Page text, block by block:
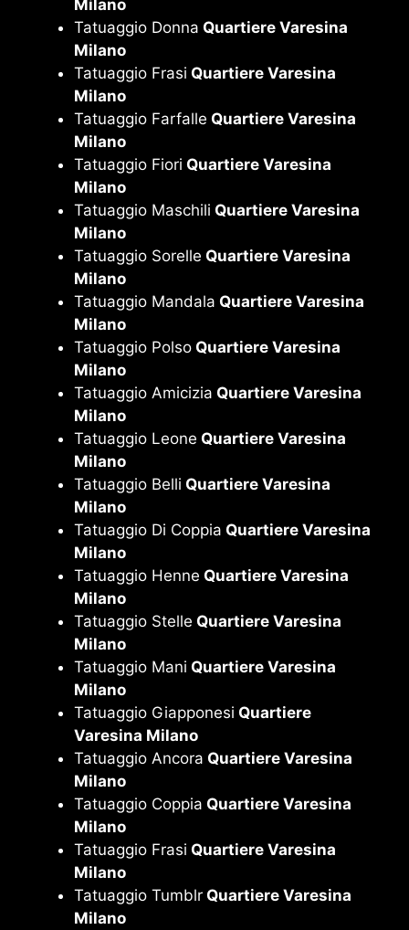
Milano
Tatuaggio Donna Quartiere Varesina
Milano
Tatuaggio Frasi Quartiere Varesina
Milano
Tatuaggio Farfalle Quartiere Varesina
Milano
Tatuaggio Fiori Quartiere Varesina
Milano
Tatuaggio Maschili Quartiere Varesina
Milano
Tatuaggio Sorelle Quartiere Varesina
Milano
Tatuaggio Mandala Quartiere Varesina
Milano
Tatuaggio Polso Quartiere Varesina
Milano
Tatuaggio Amicizia Quartiere Varesina
Milano
Tatuaggio Leone Quartiere Varesina
Milano
Tatuaggio Belli Quartiere Varesina
Milano
Tatuaggio Di Coppia Quartiere Varesina
Milano
Tatuaggio Henne Quartiere Varesina
Milano
Tatuaggio Stelle Quartiere Varesina
Milano
Tatuaggio Mani Quartiere Varesina
Milano
Tatuaggio Giapponesi Quartiere
Varesina Milano
Tatuaggio Ancora Quartiere Varesina
Milano
Tatuaggio Coppia Quartiere Varesina
Milano
Tatuaggio Frasi Quartiere Varesina
Milano
Tatuaggio Tumblr Quartiere Varesina
Milano